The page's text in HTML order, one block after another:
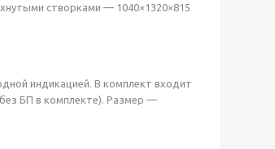
створками — 1040×1320×815
индикацией. В комплект входит
БП в комплекте). Размер —